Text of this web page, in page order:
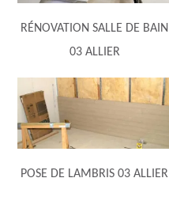
RÉNOVATION SALLE DE BAIN
03 ALLIER
POSE DE LAMBRIS 03 ALLIER